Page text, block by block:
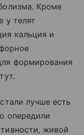
Кроме
у телят
кальция и
формирования
лучше есть
опередили
живой